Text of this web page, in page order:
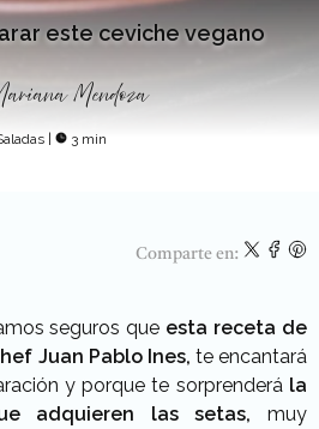
este ceviche vegano
Mendoza
| 3 min
Comparte en:
seguros que esta receta de
Juan Pablo Ines, te encantará
y porque te sorprenderá la
adquieren las setas, muy